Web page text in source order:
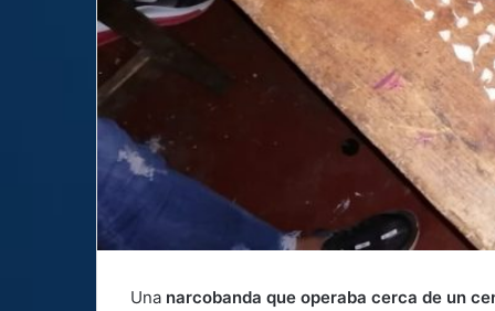
Una narcobanda que operaba cerca de un